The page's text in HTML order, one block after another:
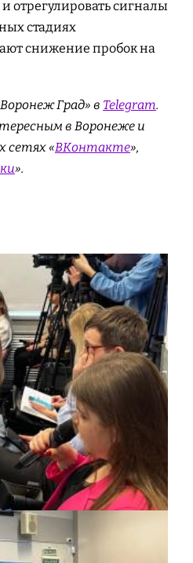
отрегулировать сигналы
стадиях
снижение пробок на
Град» в Telegram.
в Воронеже и
сетях «ВКонтакте»,
».